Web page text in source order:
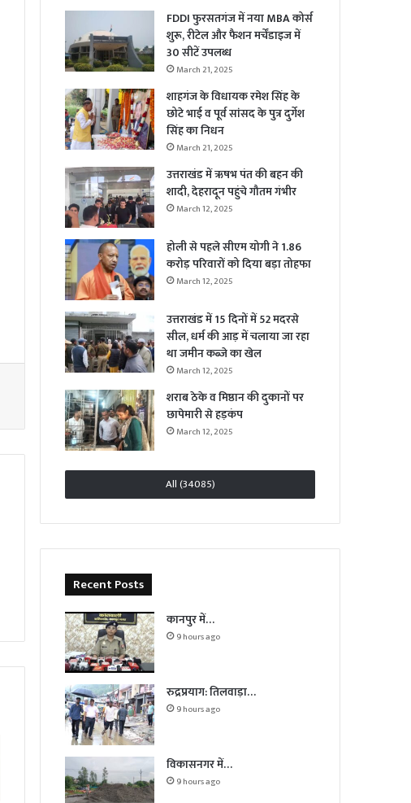
FDDI फुरसतगंज में नया MBA कोर्स
शुरू, रीटेल और फैशन मर्चेंडाइज में
30 सीटें उपलब्ध
March 21, 2025
शाहगंज के विधायक रमेश सिंह के
छोटे भाई व पूर्व सांसद के पुत्र दुर्गेश
सिंह का निधन
March 21, 2025
उत्तराखंड में ऋषभ पंत की बहन की
शादी, देहरादून पहुंचे गौतम गंभीर
March 12, 2025
होली से पहले सीएम योगी ने 1.86
करोड़ परिवारों को दिया बड़ा तोहफा
March 12, 2025
उत्तराखंड में 15 दिनों में 52 मदरसे
सील, धर्म की आड़ में चलाया जा रहा
था जमीन कब्जे का खेल
March 12, 2025
शराब ठेके व मिष्ठान की दुकानों पर
छापेमारी से हड़कंप
March 12, 2025
All (34085)
Recent Posts
कानपुर में…
9 hours ago
रुद्रप्रयाग: तिलवाड़ा…
9 hours ago
विकासनगर में…
9 hours ago